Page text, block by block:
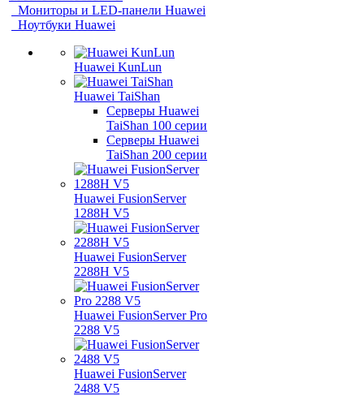
Мониторы и LED-панели Huawei
Ноутбуки Huawei
Huawei KunLun
Huawei TaiShan
Серверы Huawei
TaiShan 100 серии
Серверы Huawei
TaiShan 200 серии
Huawei FusionServer
1288H V5
Huawei FusionServer
2288H V5
Huawei FusionServer Pro
2288 V5
Huawei FusionServer
2488 V5